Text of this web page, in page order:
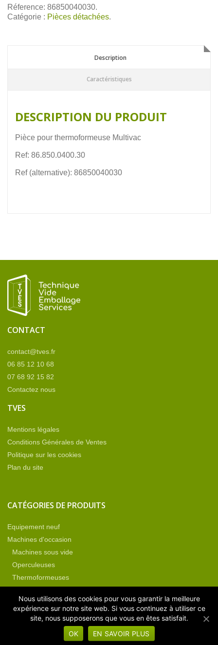
Réference: 86850040030.
Catégorie : Pièces détachées.
Description
Description
Caractéristiques
DESCRIPTION DU PRODUIT
Pièce pour thermoformeuse Multivac
Ref: 86.850.0400.30
Ref (alternative): 86850040030
CONTACT
contact@tves.fr
06 85 12 10 68
07 68 92 15 82
Contactez nous
TVES
Mentions légales
Conditions Générales de Ventes
Politique sur les cookies
Plan du site
CATÉGORIES DE PRODUITS
Equipement neuf
Machines d'occasion
Machines sous vide
Operculeuses
Thermoformeuses
Pièces détachées
Copyright TVES – Technique Vide Emballage Service © 2019
Nous utilisons des cookies pour vous garantir la meilleure
expérience sur notre site web. Si vous continuez à utiliser ce
site, nous supposerons que vous en êtes satisfait.
OK
EN SAVOIR PLUS